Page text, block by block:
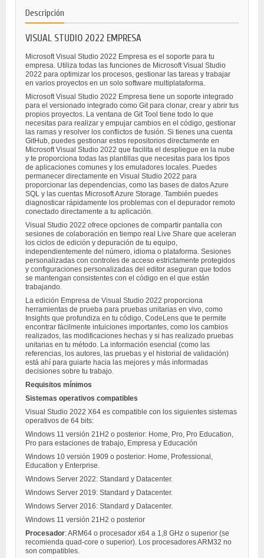
Descripción
VISUAL STUDIO 2022 EMPRESA
Microsoft Visual Studio 2022 Empresa es el soporte para tu
empresa. Utiliza todas las funciones de Microsoft Visual Studio
2022 para optimizar los procesos, gestionar las tareas y trabajar
en varios proyectos en un solo software multiplataforma.
Microsoft Visual Studio 2022 Empresa tiene un soporte integrado
para el versionado integrado como Git para clonar, crear y abrir tus
propios proyectos. La ventana de Git Tool tiene todo lo que
necesitas para realizar y empujar cambios en el código, gestionar
las ramas y resolver los conflictos de fusión. Si tienes una cuenta
GitHub, puedes gestionar estos repositorios directamente en
Microsoft Visual Studio 2022 que facilita el despliegue en la nube
y te proporciona todas las plantillas que necesitas para los tipos
de aplicaciones comunes y los emuladores locales. Puedes
permanecer directamente en Visual Studio 2022 para
proporcionar las dependencias, como las bases de datos Azure
SQL y las cuentas Microsoft Azure Storage. También puedes
diagnosticar rápidamente los problemas con el depurador remoto
conectado directamente a tu aplicación.
Visual Studio 2022 ofrece opciones de compartir pantalla con
sesiones de colaboración en tiempo real Live Share que aceleran
los ciclos de edición y depuración de tu equipo,
independientemente del número, idioma o plataforma. Sesiones
personalizadas con controles de acceso estrictamente protegidos
y configuraciones personalizadas del editor aseguran que todos
se mantengan consistentes con el código en el que están
trabajando.
La edición Empresa de Visual Studio 2022 proporciona
herramientas de prueba para pruebas unitarias en vivo, como
Insights que profundiza en tu código, CodeLens que te permite
encontrar fácilmente intuiciones importantes, como los cambios
realizados, las modificaciones hechas y si has realizado pruebas
unitarias en tu método. La información esencial (como las
referencias, los autores, las pruebas y el historial de validación)
está ahí para guiarte hacia las mejores y más informadas
decisiones sobre tu trabajo.
Requisitos mínimos
Sistemas operativos compatibles
Visual Studio 2022 X64 es compatible con los siguientes sistemas
operativos de 64 bits:
Windows 11 versión 21H2 o posterior: Home, Pro, Pro Education,
Pro para estaciones de trabajo, Empresa y Educación
Windows 10 versión 1909 o posterior: Home, Professional,
Education y Enterprise.
Windows Server 2022: Standard y Datacenter.
Windows Server 2019: Standard y Datacenter.
Windows Server 2016: Standard y Datacenter.
Windows 11 versión 21H2 o posterior
Procesador: ARM64 o procesador x64 a 1,8 GHz o superior (se
recomienda quad-core o superior). Los procesadores ARM32 no
son compatibles.